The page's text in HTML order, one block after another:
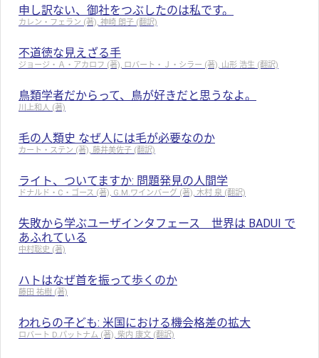
申し訳ない、御社をつぶしたのは私です。
カレン・フェラン (著), 神崎 朗子 (翻訳)
不道徳な見えざる手
ジョージ・Ａ・アカロフ (著), ロバート・Ｊ・シラー (著), 山形 浩生 (翻訳)
鳥類学者だからって、鳥が好きだと思うなよ。
川上和人 (著)
毛の人類史 なぜ人には毛が必要なのか
カート・ステン (著), 藤井美佐子 (翻訳)
ライト、ついてますか: 問題発見の人間学
ドナルド・C・ゴース (著), G.M.ワインバーグ (著), 木村 泉 (翻訳)
失敗から学ぶユーザインタフェース 世界は BADUI で
あふれている
中村聡史 (著)
ハトはなぜ首を振って歩くのか
藤田 祐樹 (著)
われらの子ども: 米国における機会格差の拡大
ロバート D.パットナム (著), 柴内 康文 (翻訳)